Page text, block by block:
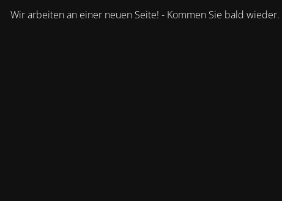
Wir arbeiten an einer neuen Seite! - Kommen Sie bald wieder.